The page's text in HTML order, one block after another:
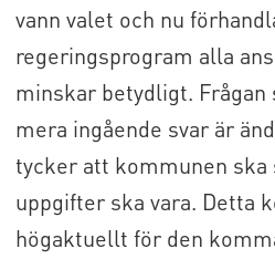
vann valet och nu
regeringsprogram alla
minskar betydligt. Frågan
mera ingående svar är
tycker att kommunen ska
uppgifter ska vara. Detta
högaktuellt för den